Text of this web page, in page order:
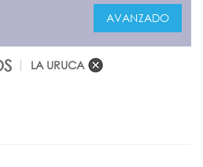
AVANZADO
LA URUCA